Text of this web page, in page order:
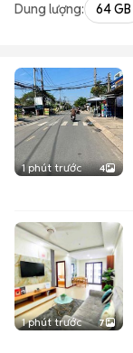
Dung lượng: 64 GB
1 phút trước 4
1 phút trước 7